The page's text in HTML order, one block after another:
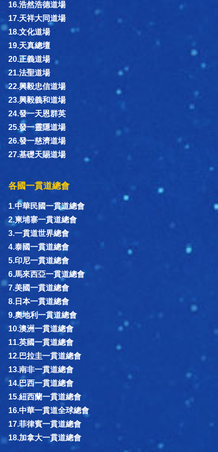
16.浩然浩德道場
17.天祥大同道場
18.文化道場
19.天真總壇
20.正義道場
21.法聖道場
22.興毅忠信道場
23.興毅義和道場
24.發一天恩群英
25.發一靈隱道場
26.發一慈濟道場
27.基礎天賜道場
各國一貫道總會
1.中華民國一貫道總會
2.柬埔寨一貫道總會
3.一貫道世界總會
4.泰國一貫道總會
5.印尼一貫道總會
6.馬來西亞一貫道總會
7.美國一貫道總會
8.日本一貫道總會
9.奧地利一貫道總會
10.澳洲一貫道總會
11.英國一貫道總會
12.巴拉圭一貫道總會
13.南非一貫道總會
14.巴西一貫道總會
15.紐西蘭一貫道總會
16.中華一貫道全球總會
17.菲律賓一貫道總會
18.加拿大一貫道總會